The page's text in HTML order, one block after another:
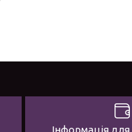
Інформація